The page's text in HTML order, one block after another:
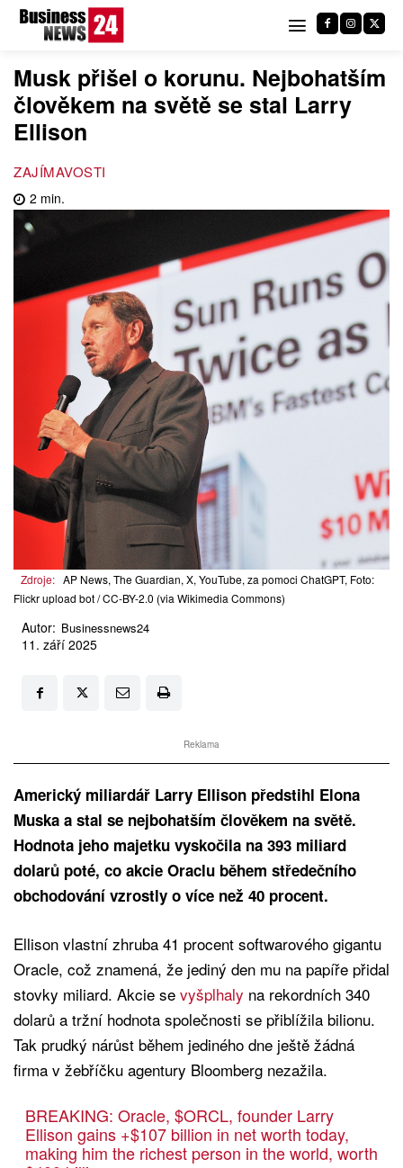
Musk přišel o korunu. Nejbohatším
člověkem na světě se stal Larry
Ellison
ZAJÍMAVOSTI
2 min.
Zdroje: AP News, The Guardian, X, YouTube, za pomoci ChatGPT, Foto:
Flickr upload bot / CC-BY-2.0 (via Wikimedia Commons)
Autor: Businessnews24
11. září 2025
Reklama
Americký miliardář Larry Ellison předstihl Elona
Muska a stal se nejbohatším člověkem na světě.
Hodnota jeho majetku vyskočila na 393 miliard
dolarů poté, co akcie Oraclu během středečního
obchodování vzrostly o více než 40 procent.
Ellison vlastní zhruba 41 procent softwarového gigantu
Oracle, což znamená, že jediný den mu na papíře přidal
stovky miliard. Akcie se vyšplhaly na rekordních 340
dolarů a tržní hodnota společnosti se přiblížila bilionu.
Tak prudký nárůst během jediného dne ještě žádná
firma v žebříčku agentury Bloomberg nezažila.
BREAKING: Oracle, $ORCL, founder Larry
Ellison gains +$107 billion in net worth today,
making him the richest person in the world, worth